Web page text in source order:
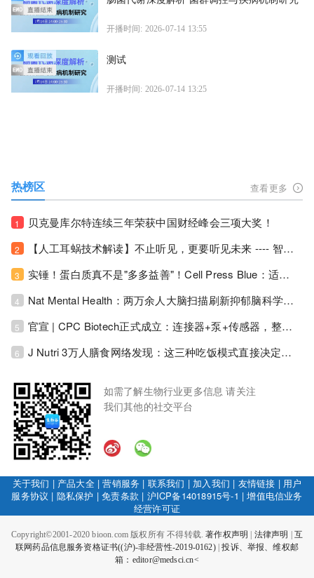
开播时间: 2026-07-14 13:55
测试
开播时间: 2026-07-14 13:25
热榜区 查看更多
1 贝克曼库尔特连续三年荣获中国财经峰会三项大奖！
2 【人工耳蜗技术解读】不止听见，更要听见未来 ---- 智能耳蜗，开启人工耳蜗技术新纪元！
3 实锤！蛋白质真不是"多多益善"！Cell Press Blue：适度限蛋白，反而拉长健康寿命！
4 Nat Mental Health：两万余人大脑扫描刷新抑郁脑科学认知！抑郁不只是情绪病，视觉、运动脑区同步受损！
5 官宣 | CPC Biotech正式成立：连接器+泵+传感器，整合生物制药流体管理解决方案！
6 J Nutri 3万人膳食网络发现：这三种吃饭模式直接决定心血管风险与寿命长短！
如需了解生物行业更多信息 请关注
我们其他的社交平台
关于我们 | 产品大全|营销服务 | 联系我们 | 加入我们 | 友情链接 | 用户
服务协议 | 隐私保护 |免责条款 | 沪ICP备14018915号-1 |增值电信业务
经营许可证
Copyright©2001-2020 bioon.com 版权所有 不得转载.著作权声明 法律声明
互
联网药品信息服务资格证书((沪)-非经营性-2019-0162)|投诉、举报、维权邮
箱：editor@medsci.cn<